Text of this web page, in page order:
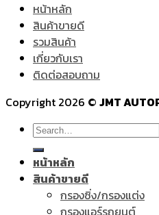
หน้าหลัก
สินค้าขายดี
รวมสินค้า
เกี่ยวกับเรา
ติดต่อสอบถาม
Copyright 2026 © JMT
Search
for:
หน้าหลัก
สินค้าขายดี
กรองซิ่ง/กรองแต่ง